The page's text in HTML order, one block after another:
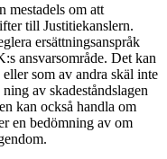
mestadels om att
till Justitiekanslern.
ersättningsanspråk
ansvarsområde. Det kan
som av andra skäl inte
av skadeståndslagen
kan också handla om
en bedömning av om